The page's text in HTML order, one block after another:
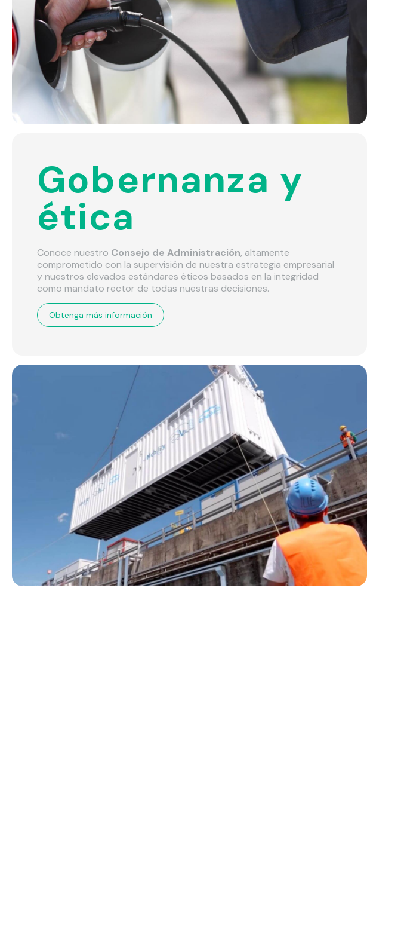
Gobernanza y
ética
Conoce nuestro Consejo de Administración, altamente
comprometido con la supervisión de nuestra estrategia empresarial
y nuestros elevados estándares éticos basados en la integridad
como mandato rector de todas nuestras decisiones.
Obtenga más información